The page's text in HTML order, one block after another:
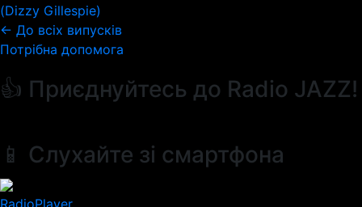
(Dizzy Gillespie)
← До всіх випусків
Потрібна допомога
👍 Приєднуйтесь до Radio JAZZ!
📱 Слухайте зі смартфона
RadioPlayer